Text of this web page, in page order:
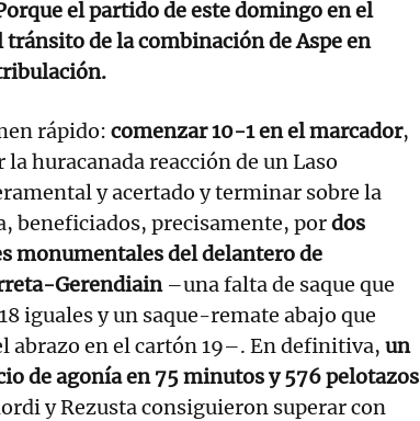
el partido de este domingo en el
de la combinación de Aspe en
rápido: comenzar 10-1 en el marcador,
huracanada reacción de un Laso
y acertado y terminar sobre la
beneficiados, precisamente, pordos
monumentales del delantero de
Gerendiain–una falta de saque que
iguales y un saque-remate abajo que
abrazo en el cartón 19–. En definitiva,un
de agonía en 75 minutos y 576 pelotazos
y Rezusta consiguieron superar con